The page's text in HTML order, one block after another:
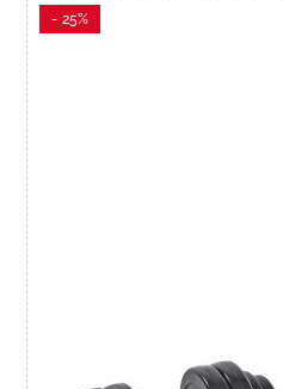
- 25%